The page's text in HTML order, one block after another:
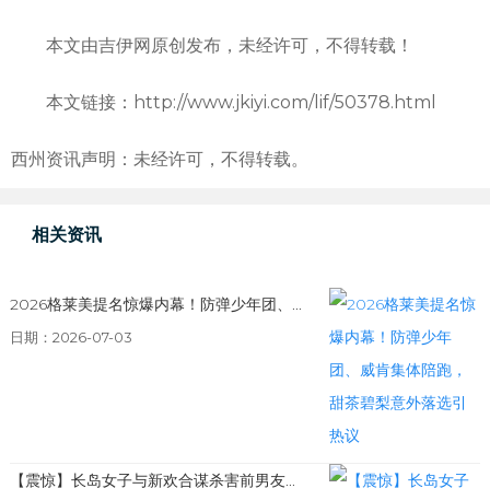
本文由吉伊网原创发布，未经许可，不得转载！
本文链接：http://www.jkiyi.com/lif/50378.html
西州资讯声明：未经许可，不得转载。
相关资讯
2026格莱美提名惊爆内幕！防弹少年团、...
日期：2026-07-03
【震惊】长岛女子与新欢合谋杀害前男友...